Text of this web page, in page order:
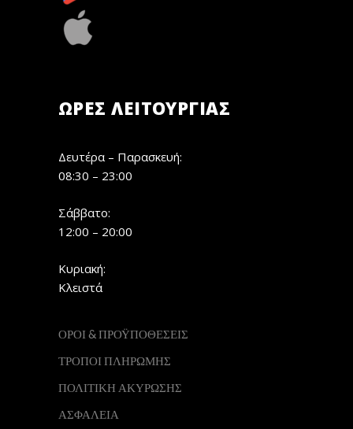
ΏΡΕΣ ΛΕΙΤΟΥΡΓΊΑΣ
Δευτέρα – Παρασκευή:
08:30 – 23:00
Σάββατο:
12:00 – 20:00
Κυριακή:
Κλειστά
ΟΡΟΙ & ΠΡΟΫΠΟΘΕΣΕΙΣ
ΤΡΟΠΟΙ ΠΛΗΡΩΜΗΣ
ΠΟΛΙΤΙΚΗ ΑΚΥΡΩΣΗΣ
ΑΣΦΑΛΕΙΑ